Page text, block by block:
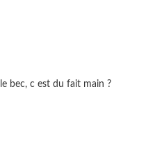
bec, c est du fait main ?